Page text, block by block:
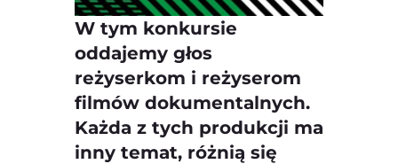
W tym konkursie
oddajemy głos
reżyserkom i reżyserom
filmów dokumentalnych.
Każda z tych produkcji ma
inny temat, różnią się